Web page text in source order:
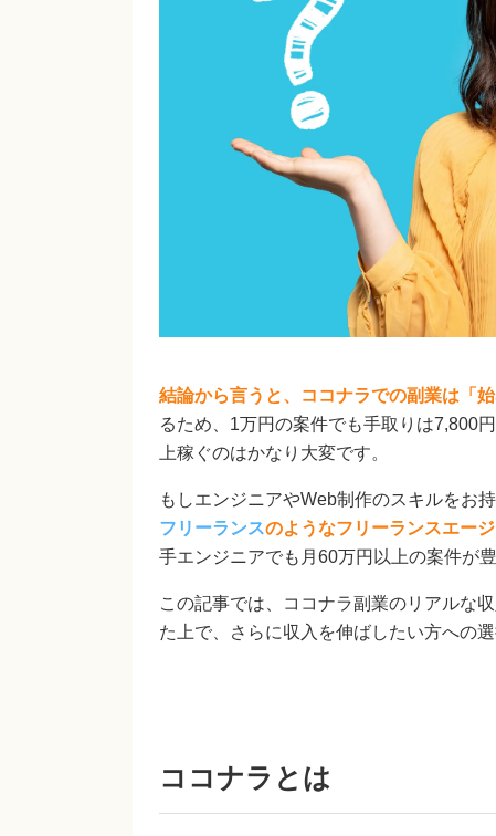
結論から言うと、ココナラでの副業は「
るため、1万円の案件でも手取りは7,800
上稼ぐのはかなり大変です。
もしエンジニアやWeb制作のスキルをお
フリーランスのようなフリーランスエー
手エンジニアでも月60万円以上の案件が豊
この記事では、ココナラ副業のリアルな
た上で、さらに収入を伸ばしたい方への選
ココナラとは